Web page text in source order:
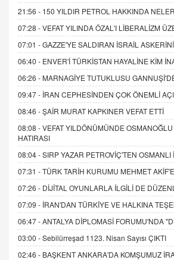
21:56 - 150 YILDIR PETROL HAKKINDA
07:28 -VEFAT YILINDA ÖZAL'I LİBERALİZM
07:01 -GAZZE'YE SALDIRAN İSRAİL
06:40 - ENVER'İ TÜRKİSTAN HAYALİNE KİM
06:26 - MARNAGİYE TUTUKLUSU
09:47 - İRAN CEPHESİNDEN ÇOK ÖNEMLİ
08:46 -ŞAİR MURAT KAPKINER VEFAT ETTİ
08:08 -VEFAT YILDÖNÜMÜNDE
HATIRASI
08:04 -SIRP YAZAR PETROVİÇ'TEN OSMANLI
07:31 -TÜRK TARİH KURUMU MEHMET
07:26 - DİJİTAL OYUNLARLA İLGİLİ DE
07:09 - İRAN'DAN TÜRKİYE VE HALKINA
06:47 -ANTALYA DİPLOMASİ FORUMU'NDA
03:00 -Sebilürreşad 1123. Nisan Sayısı ÇIKTI
02:46 - BAŞKENT ANKARA'DA KOMŞUMUZ